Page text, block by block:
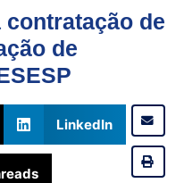
contratação de
de
LinkedIn